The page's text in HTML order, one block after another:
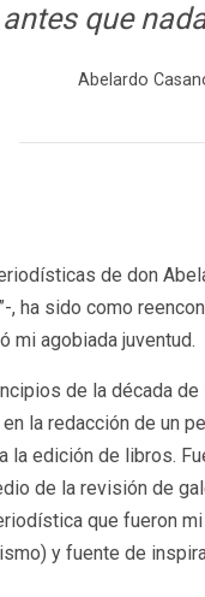
que
Abelardo
de don
, ha sido como
mi agobiada juventud.
de la década
la redacción de un
la edición de libros.
de la revisión de
que fueron
y fuente de